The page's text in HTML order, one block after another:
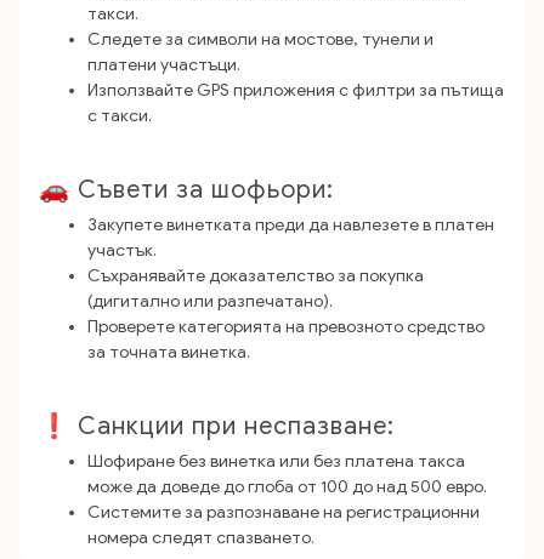
такси.
Следете за символи на мостове, тунели и
платени участъци.
Използвайте GPS приложения с филтри за пътища
с такси.
🚗 Съвети за шофьори:
Закупете винетката преди да навлезете в платен
участък.
Съхранявайте доказателство за покупка
(дигитално или разпечатано).
Проверете категорията на превозното средство
за точната винетка.
❗ Санкции при неспазване:
Шофиране без винетка или без платена такса
може да доведе до глоба от 100 до над 500 евро.
Системите за разпознаване на регистрационни
номера следят спазването.